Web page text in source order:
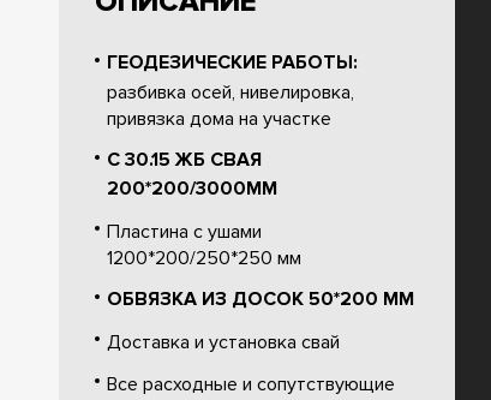
ГЕОДЕЗИЧЕСКИЕ РАБОТЫ:
разбивка осей, нивелировка,
привязка дома на участке
С 30.15 ЖБ СВАЯ
200*200/3000ММ
Пластина с ушами
1200*200/250*250 мм
ОБВЯЗКА ИЗ ДОСОК 50*200 ММ
Доставка и установка свай
Все расходные и сопутствующие